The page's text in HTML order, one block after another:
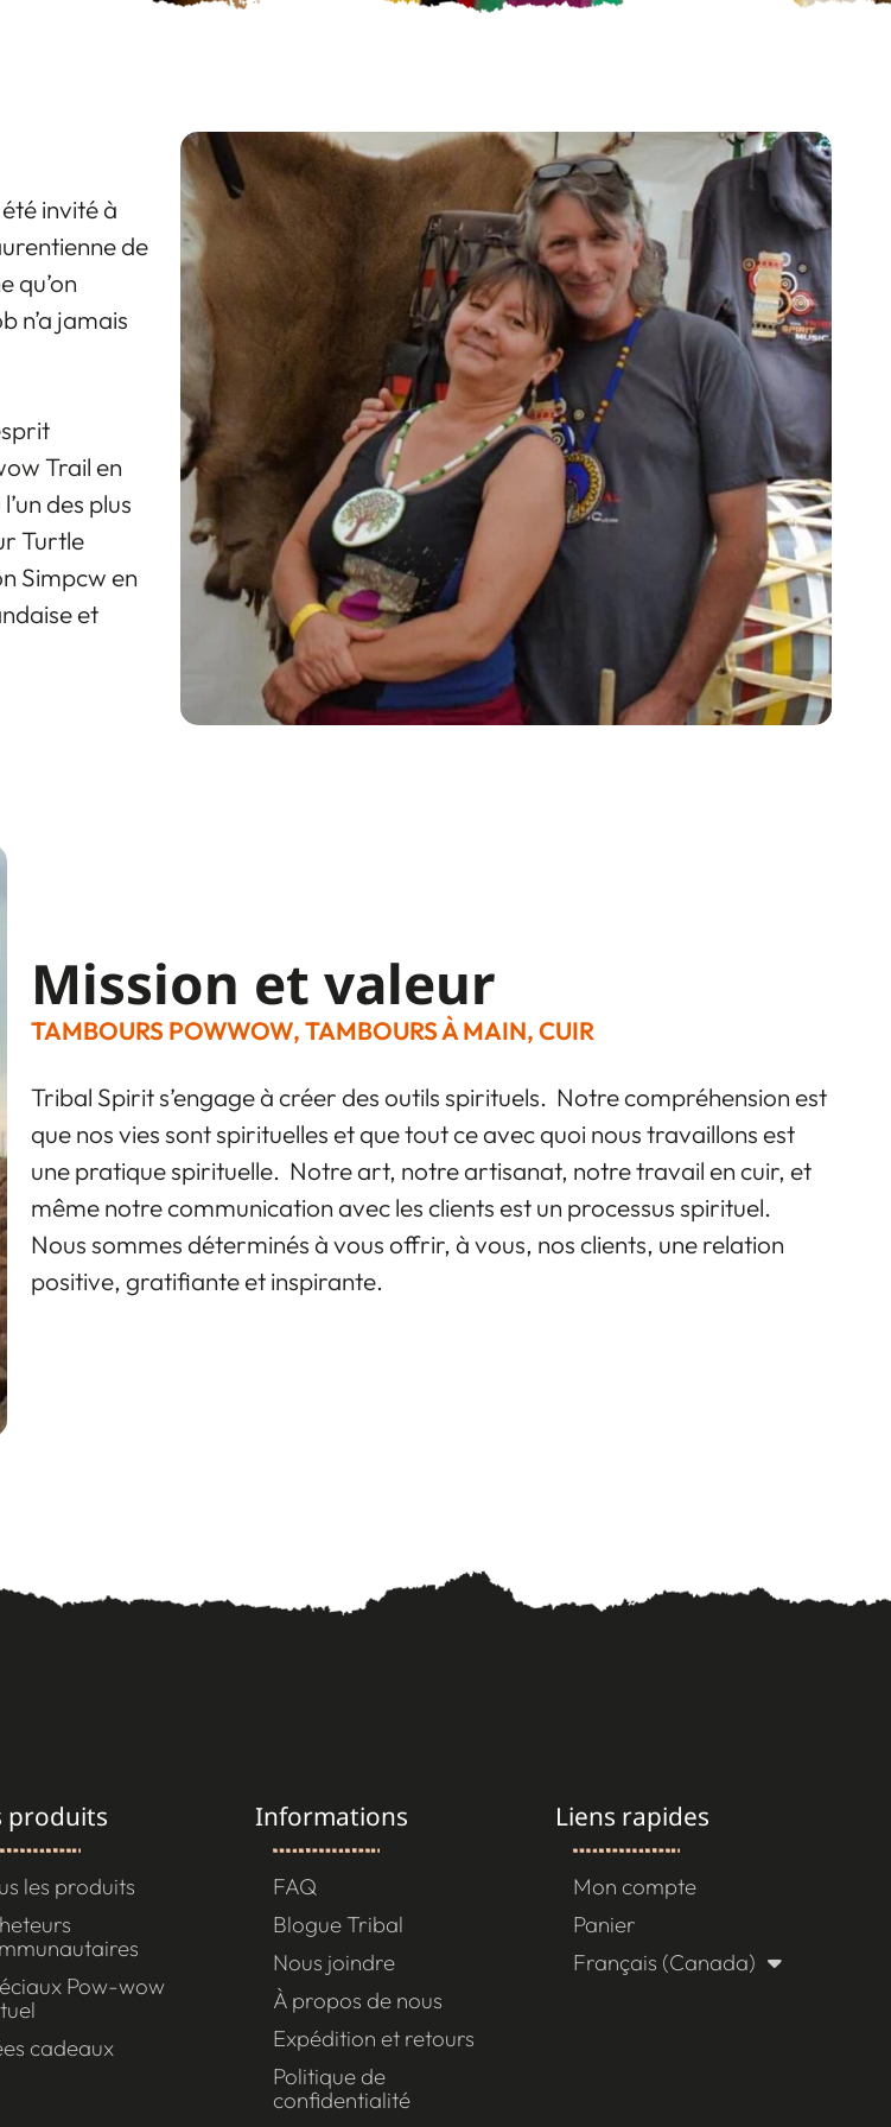
invité à
de
qu’on
n’a jamais
Trail en
des plus
Turtle
Simpcw en
et
Mission et valeur
TAMBOURS POWWOW, TAMBOURS À MAIN, CUIR
Tribal Spirit s’engage à créer des outils spirituels. Notre compréhension est
que nos vies sont spirituelles et que tout ce avec quoi nous travaillons est
une pratique spirituelle. Notre art, notre artisanat, notre travail en cuir, et
même notre communication avec les clients est un processus spirituel.
Nous sommes déterminés à vous offrir, à vous, nos clients, une relation
positive, gratifiante et inspirante.
produits
les produits
Pow-wow
cadeaux
Informations
FAQ
Blogue Tribal
Nous joindre
À propos de nous
Expédition et retours
Politique de
confidentialité
Liens rapides
Mon compte
Panier
Français (Canada)